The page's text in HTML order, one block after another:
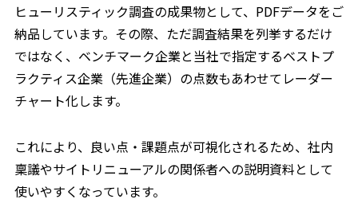
ヒューリスティック調査の成果物として、PDFデータをご
納品しています。その際、ただ調査結果を列挙するだけ
ではなく、ベンチマーク企業と当社で指定するベストプ
ラクティス企業（先進企業）の点数もあわせてレーダー
チャート化します。
これにより、良い点・課題点が可視化されるため、社内
稟議やサイトリニューアルの関係者への説明資料として
使いやすくなっています。